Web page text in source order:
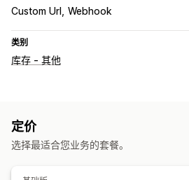
Custom Url Webhook
类别
库存 - 其他
定价
选择最适合您业务的套餐。